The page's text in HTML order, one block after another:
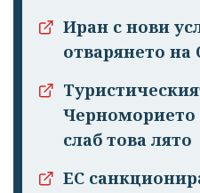
Иран с нови
отварянето
Черноморието
слаб това лято
ЕС